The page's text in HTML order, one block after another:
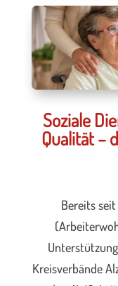
Soziale
Qualität –
Bereits seit
Kreisverbände